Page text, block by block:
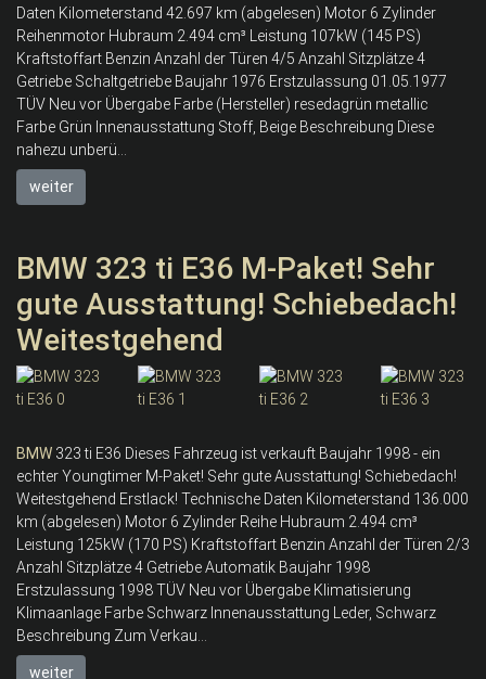
Daten Kilometerstand 42.697 km (abgelesen) Motor 6 Zylinder
Reihenmotor Hubraum 2.494 cm³ Leistung 107kW (145 PS)
Kraftstoffart Benzin Anzahl der Türen 4/5 Anzahl Sitzplätze 4
Getriebe Schaltgetriebe Baujahr 1976 Erstzulassung 01.05.1977
TÜV Neu vor Übergabe Farbe (Hersteller) resedagrün metallic
Farbe Grün Innenausstattung Stoff, Beige Beschreibung Diese
nahezu unberü...
weiter
BMW 323 ti E36 M-Paket! Sehr
gute Ausstattung! Schiebedach!
Weitestgehend
BMW 323 ti E36 Dieses Fahrzeug ist verkauft Baujahr 1998 - ein
echter Youngtimer M-Paket! Sehr gute Ausstattung! Schiebedach!
Weitestgehend Erstlack! Technische Daten Kilometerstand 136.000
km (abgelesen) Motor 6 Zylinder Reihe Hubraum 2.494 cm³
Leistung 125kW (170 PS) Kraftstoffart Benzin Anzahl der Türen 2/3
Anzahl Sitzplätze 4 Getriebe Automatik Baujahr 1998
Erstzulassung 1998 TÜV Neu vor Übergabe Klimatisierung
Klimaanlage Farbe Schwarz Innenausstattung Leder, Schwarz
Beschreibung Zum Verkau...
weiter